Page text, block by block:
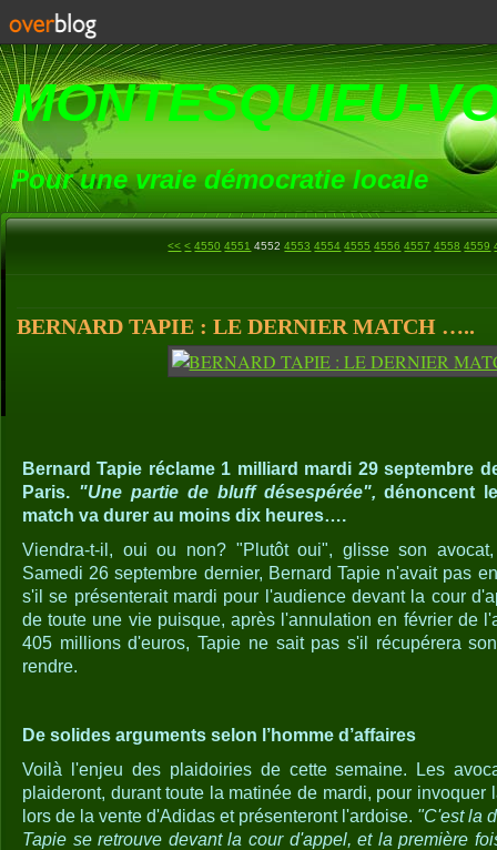
MONTESQUIEU-
Pour une vraie démocratie locale
<< < 4500
4510
4520
4530
4540
4550 4551 4552 4553 4554 4555 4556 4557 4558 4559
BERNARD TAPIE : LE DERNIER MATCH …..
Bernard Tapie réclame 1 milliard mardi 29 septembre
Paris. "Une partie de bluff désespérée", dénoncent
match va durer au moins dix heures….
Viendra-t-il, oui ou non? "Plutôt oui", glisse son
Samedi 26 septembre dernier, Bernard Tapie n'avait pas
s'il se présenterait mardi pour l'audience devant la cour
de toute une vie puisque, après l'annulation en février de
405 millions d'euros, Tapie ne sait pas s'il récupérera
rendre.
De solides arguments selon l’homme d’affaires
Voilà l'enjeu des plaidoiries de cette semaine. Les
plaideront, durant toute la matinée de mardi, pour invoquer
lors de la vente d'Adidas et présenteront l'ardoise. "C'est la
Tapie se retrouve devant la cour d'appel, et la première